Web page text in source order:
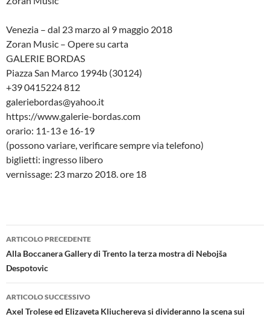
Venezia – dal 23 marzo al 9 maggio 2018
Zoran Music – Opere su carta
GALERIE BORDAS
Piazza San Marco 1994b (30124)
+39 0415224 812
galeriebordas@yahoo.it
https://www.galerie-bordas.com
orario: 11-13 e 16-19
(possono variare, verificare sempre via telefono)
biglietti: ingresso libero
vernissage: 23 marzo 2018. ore 18
Navigazione
articolo
ARTICOLO PRECEDENTE
Alla Boccanera Gallery di Trento la terza mostra di Nebojša
Despotovic
ARTICOLO SUCCESSIVO
Axel Trolese ed Elizaveta Kliuchereva si divideranno la scena sui